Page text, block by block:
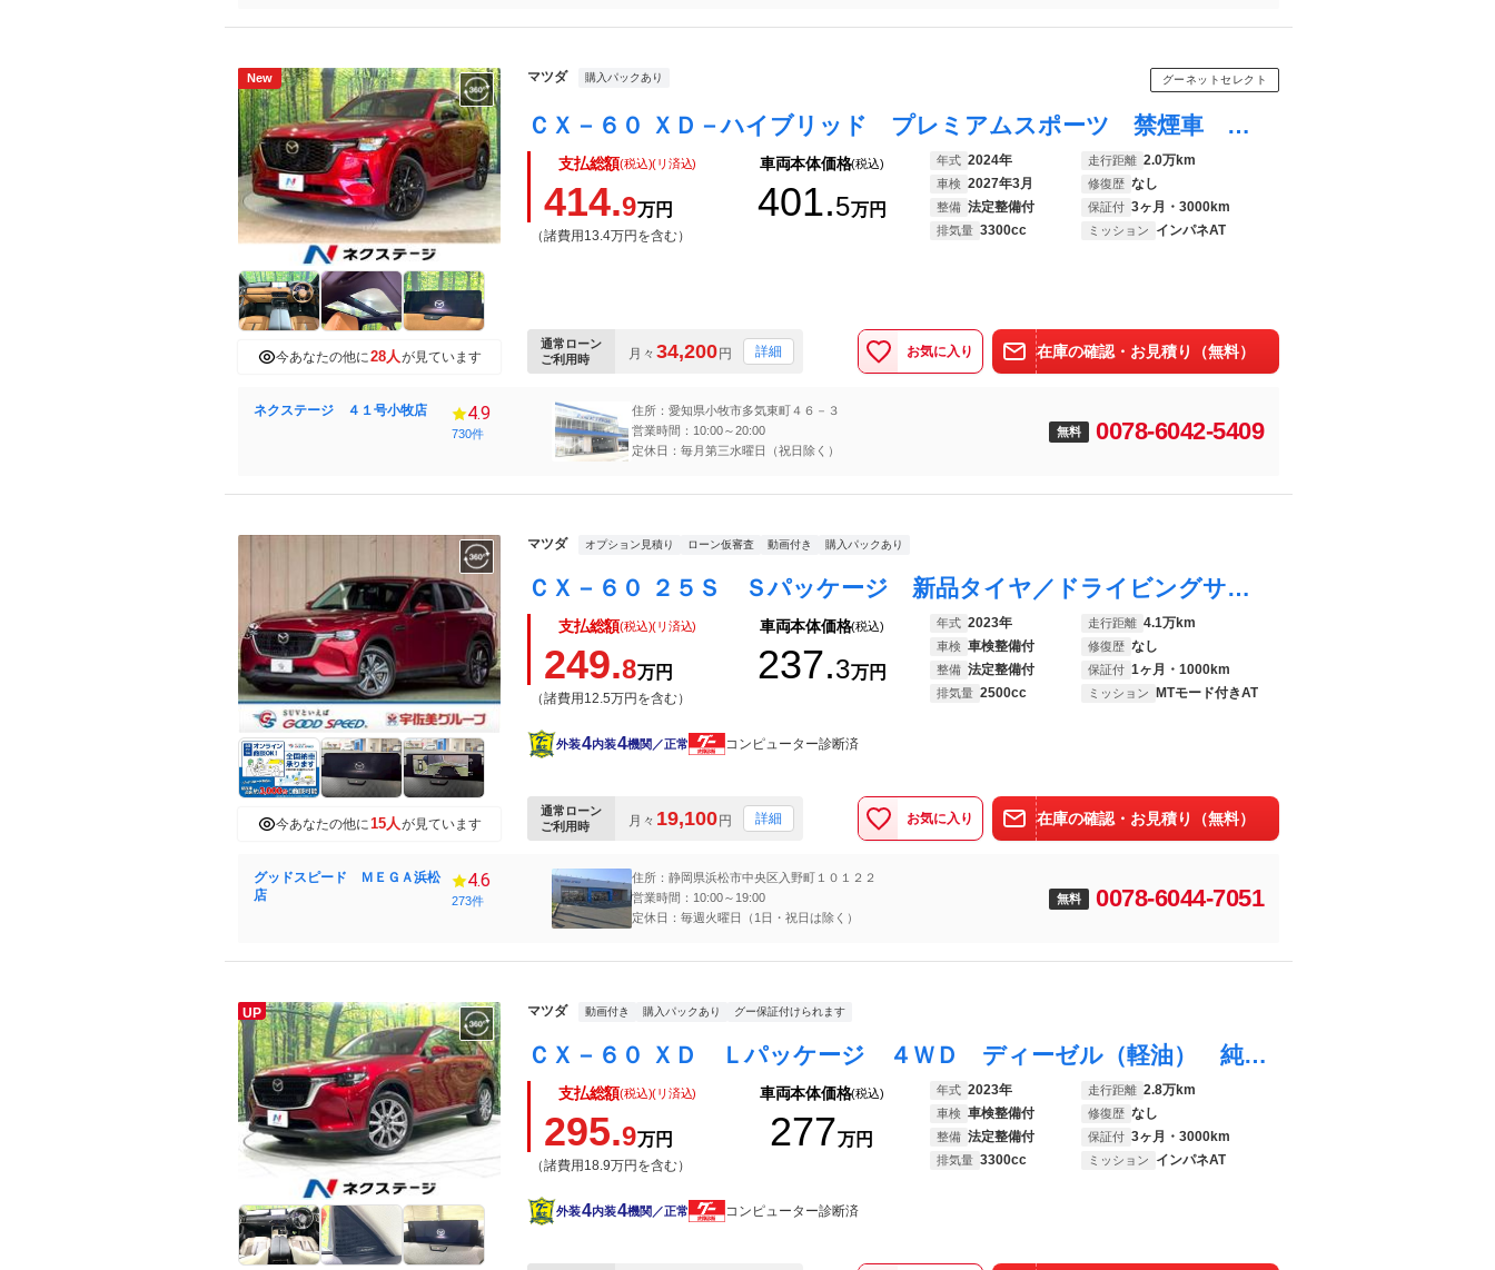
New
今あなたの他に28人が見ています
マツダ 購入パックあり グーネットセレクト
ＣＸ－６０ ＸＤ－ハイブリッド プレミアムスポーツ 禁煙車 純正１２．３型ナビ 全周囲モニター サンルーフ パワーバックドア シートベンチレーション ブラインドスポットモニター ヘッドアップディスプレイ ＬＥＤヘッドライト Ｂｌｕｅｔｏｏｔｈ接続
支払総額(税込)(リ済込)
414.9万円
（諸費用13.4万円を含む）
車両本体価格(税込)
401.5万円
年式 2024年 走行距離 2.0万km
車検 2027年3月 修復歴 なし
整備 法定整備付 保証付 3ヶ月・3000km
排気量 3300cc ミッション インパネAT
通常ローン
ご利用時
月々 34,200円 詳細 お気に入り 在庫の確認・お見積り（無料）
ネクステージ ４１号小牧店 4.9
730件
住所：愛知県小牧市多気東町４６－３
営業時間：10:00～20:00
定休日：毎月第三水曜日（祝日除く）
無料 0078-6042-5409
今あなたの他に15人が見ています
マツダ オプション見積り ローン仮審査 動画付き 購入パックあり
ＣＸ－６０ ２５Ｓ Ｓパッケージ 新品タイヤ／ドライビングサポートＰＫＧ／全周囲カメラ／シートヒーター／電子パーキング／ＢＳＭ／ステアリングヒーター／オートホールド／クリアランスソナー／追従クルコン／フルセグＴＶ／スマートキー
支払総額(税込)(リ済込)
249.8万円
（諸費用12.5万円を含む）
車両本体価格(税込)
237.3万円
年式 2023年 走行距離 4.1万km
車検 車検整備付 修復歴 なし
整備 法定整備付 保証付 1ヶ月・1000km
排気量 2500cc ミッション MTモード付きAT
外装4内装4機関／正常 コンピューター診断済
通常ローン
ご利用時
月々 19,100円 詳細 お気に入り 在庫の確認・お見積り（無料）
グッドスピード ＭＥＧＡ浜松
店
4.6
273件
住所：静岡県浜松市中央区入野町１０１２２
営業時間：10:00～19:00
定休日：毎週火曜日（1日・祝日は除く）
無料 0078-6044-7051
UP マツダ 動画付き 購入パックあり グー保証付けられます
ＣＸ－６０ ＸＤ Ｌパッケージ ４ＷＤ ディーゼル（軽油） 純正１２型ナビ 全周囲カメラ 衝突軽減装置 禁煙車 電動リアゲート レザーシート ドラレコ コーナーセンサー スマートキー ＬＥＤヘッド ＥＴＣ オートハイビーム
支払総額(税込)(リ済込)
295.9万円
（諸費用18.9万円を含む）
車両本体価格(税込)
277万円
年式 2023年 走行距離 2.8万km
車検 車検整備付 修復歴 なし
整備 法定整備付 保証付 3ヶ月・3000km
排気量 3300cc ミッション インパネAT
外装4内装4機関／正常 コンピューター診断済